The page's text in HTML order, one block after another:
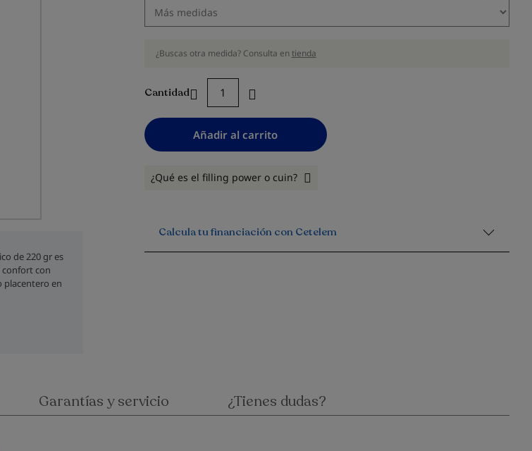
¿Buscas otra medida? Consulta en tienda
Cantidad
Añadir al carrito
¿Qué es el filling power o cuin?
Calcula tu financiación con Cetelem
de 220 gr es
confort con
placentero en
Garantías y servicio ¿Tienes dudas?